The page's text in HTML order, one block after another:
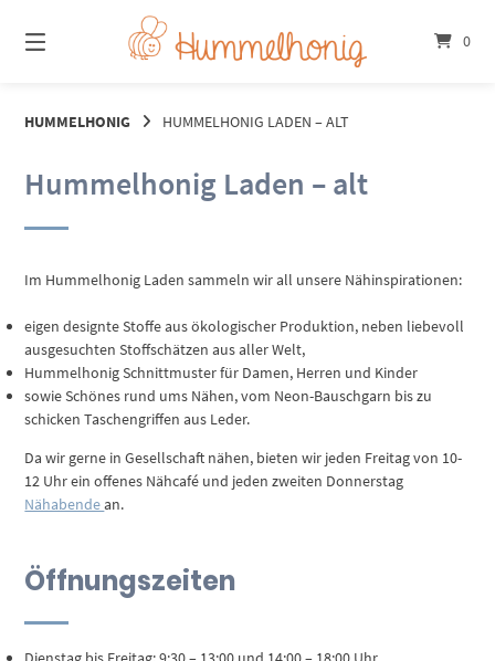
zum
Inhalt
0
HUMMELHONIG HUMMELHONIG LADEN – ALT
Hummelhonig Laden – alt
Im Hummelhonig Laden sammeln wir all unsere Nähinspirationen:
eigen designte Stoffe aus ökologischer Produktion, neben liebevoll
ausgesuchten Stoffschätzen aus aller Welt,
Hummelhonig Schnittmuster für Damen, Herren und Kinder
sowie Schönes rund ums Nähen, vom Neon-Bauschgarn bis zu
schicken Taschengriffen aus Leder.
Da wir gerne in Gesellschaft nähen, bieten wir jeden Freitag von 10-
12 Uhr ein offenes Nähcafé und jeden zweiten Donnerstag
Nähabendean.
Öffnungszeiten